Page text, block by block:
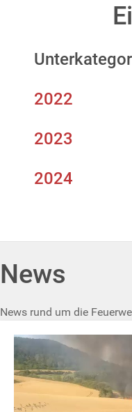
2022
2023
2024
News
News rund um die